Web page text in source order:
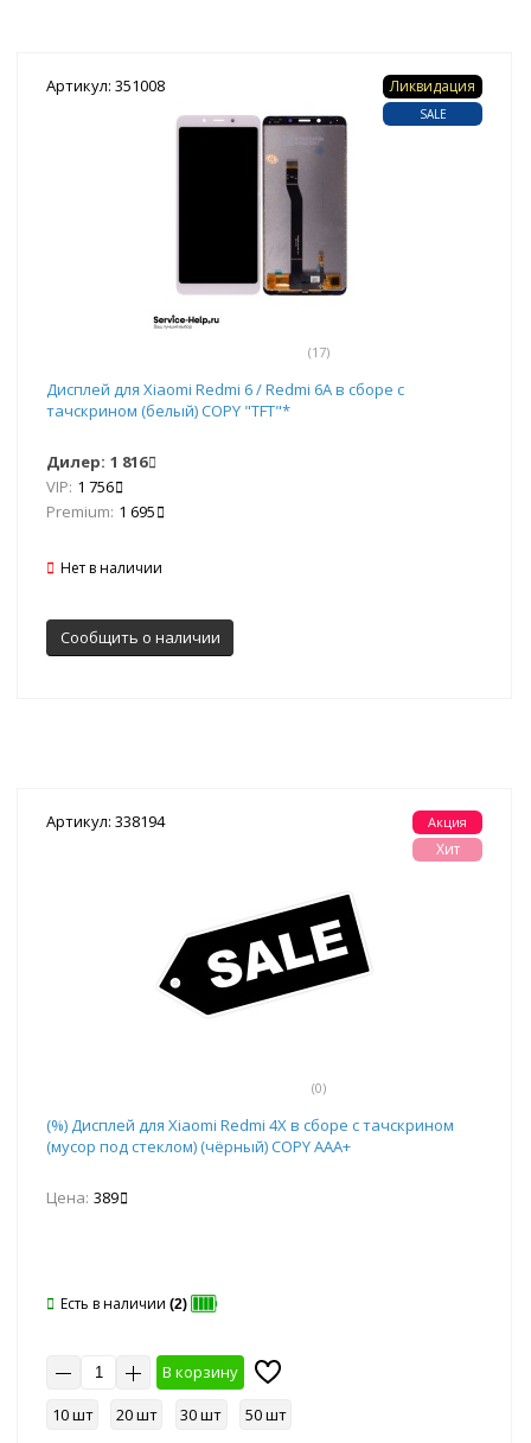
Артикул: 351008
(17)
Ликвидация
SALE
Дисплей для Xiaomi Redmi 6 / Redmi 6A в сборе с
тачскрином (белый) COPY "TFT"*
Дилер: 1 816
VIP: 1 756
Premium: 1 695
Нет в наличии
Сообщить о наличии
Артикул: 338194
(0)
Акция
Хит
(%) Дисплей для Xiaomi Redmi 4Х в сборе с тачскрином
(мусор под стеклом) (чёрный) COPY AAA+
Цена: 389
Есть в наличии (2)
В корзину
10 шт
20 шт 30 шт 50 шт